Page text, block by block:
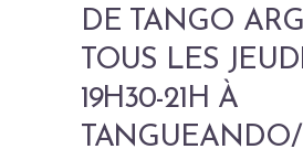
DE TANGO
TOUS LES
19H30-21H À